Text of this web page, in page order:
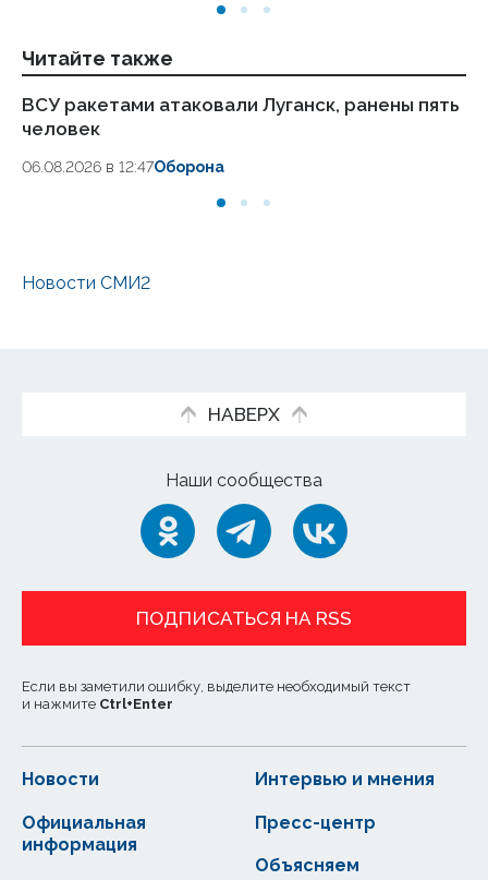
Читайте также
ВСУ ракетами атаковали Луганск, ранены пять
человек
06.08.2026 в 12:47Оборона
Новости СМИ2
НАВЕРХ
Наши сообщества
ПОДПИСАТЬСЯ НА RSS
Если вы заметили ошибку, выделите необходимый текст
и нажмите Ctrl+Enter
Новости
Официальная
информация
Интервью и мнения
Пресс-центр
Объясняем